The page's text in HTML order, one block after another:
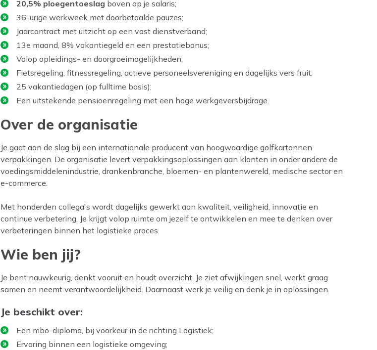
20,5% ploegentoeslag boven op je salaris;
36-urige werkweek met doorbetaalde pauzes;
Jaarcontract met uitzicht op een vast dienstverband;
13e maand, 8% vakantiegeld en een prestatiebonus;
Volop opleidings- en doorgroeimogelijkheden;
Fietsregeling, fitnessregeling, actieve personeelsvereniging en dagelijks vers fruit;
25 vakantiedagen (op fulltime basis);
Een uitstekende pensioenregeling met een hoge werkgeversbijdrage.
Over de organisatie
Je gaat aan de slag bij een internationale producent van hoogwaardige golfkartonnen
verpakkingen. De organisatie levert verpakkingsoplossingen aan klanten in onder andere de
voedingsmiddelenindustrie, drankenbranche, bloemen- en plantenwereld, medische sector en
e-commerce.
Met honderden collega's wordt dagelijks gewerkt aan kwaliteit, veiligheid, innovatie en
continue verbetering. Je krijgt volop ruimte om jezelf te ontwikkelen en mee te denken over
verbeteringen binnen het logistieke proces.
Wie ben jij?
Je bent nauwkeurig, denkt vooruit en houdt overzicht. Je ziet afwijkingen snel, werkt graag
samen en neemt verantwoordelijkheid. Daarnaast werk je veilig en denk je in oplossingen.
Je beschikt over:
Een mbo-diploma, bij voorkeur in de richting Logistiek;
Ervaring binnen een logistieke omgeving;